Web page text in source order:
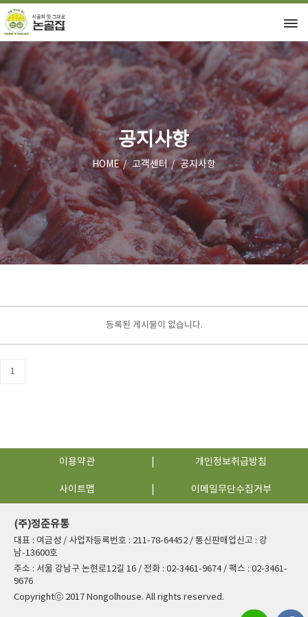
공지사항
HOME 고객센터 공지사항
등록된 게시물이 없습니다.
1
이용약관 개인정보취급방침
사이트맵 이메일무단수집거부
(주)정준유통
대표 : 여금성 / 사업자등록번호 : 211-78-64452 / 통신판매업신고 : 강
남-13600호
주소 : 서울 강남구 논현로12길 16 / 전화 : 02-3461-9674 / 팩스 : 02-3461-
9676
Copyrightⓒ 2017 Nongolhouse. All rights reserved.